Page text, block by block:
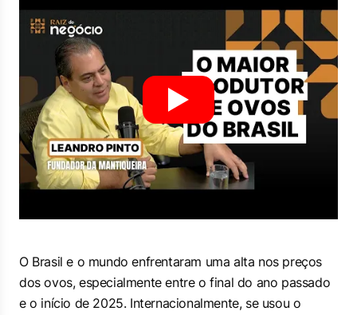
O Brasil e o mundo enfrentaram uma alta nos preços
dos ovos, especialmente entre o final do ano passado
e o início de 2025. Internacionalmente, se usou o